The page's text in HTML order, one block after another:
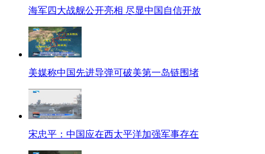
海军四大战舰公开亮相 尽显中国自信开放
美媒称中国先进导弹可破美第一岛链围堵
宋忠平：中国应在西太平洋加强军事存在